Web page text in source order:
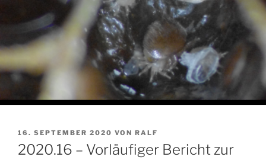
VERÖFFENTLICHT
AM
16. SEPTEMBER 2020 VON RALF
2020.16 – Vorläufiger Bericht zur